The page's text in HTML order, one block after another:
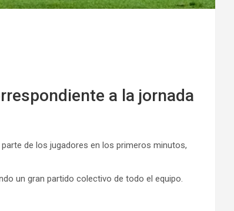
a la jornada
de los jugadores en los primeros minutos,
un gran partido colectivo de todo el equipo.